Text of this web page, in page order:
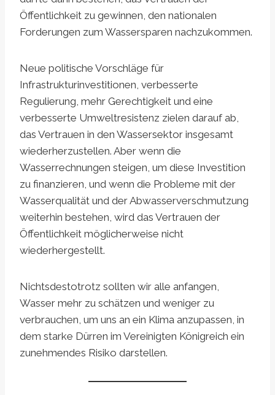
Öffentlichkeit zu gewinnen, den nationalen
Forderungen zum Wassersparen nachzukommen.
Neue politische Vorschläge für
Infrastrukturinvestitionen, verbesserte
Regulierung, mehr Gerechtigkeit und eine
verbesserte Umweltresistenz zielen darauf ab,
das Vertrauen in den Wassersektor insgesamt
wiederherzustellen. Aber wenn die
Wasserrechnungen steigen, um diese Investition
zu finanzieren, und wenn die Probleme mit der
Wasserqualität und der Abwasserverschmutzung
weiterhin bestehen, wird das Vertrauen der
Öffentlichkeit möglicherweise nicht
wiederhergestellt.
Nichtsdestotrotz sollten wir alle anfangen,
Wasser mehr zu schätzen und weniger zu
verbrauchen, um uns an ein Klima anzupassen, in
dem starke Dürren im Vereinigten Königreich ein
zunehmendes Risiko darstellen.